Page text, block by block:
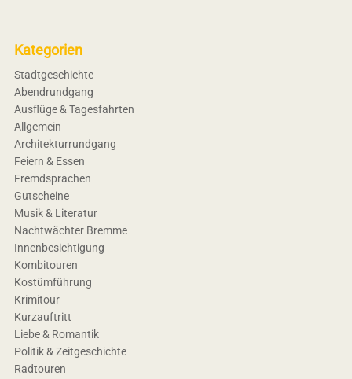
Kategorien
Stadtgeschichte
Abendrundgang
Ausflüge & Tagesfahrten
Allgemein
Architekturrundgang
Feiern & Essen
Fremdsprachen
Gutscheine
Musik & Literatur
Nachtwächter Bremme
Innenbesichtigung
Kombitouren
Kostümführung
Krimitour
Kurzauftritt
Liebe & Romantik
Politik & Zeitgeschichte
Radtouren